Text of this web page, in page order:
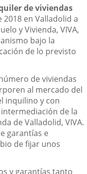
de viviendas
en Valladolid a
y Vivienda, VIVA,
bajo la
de lo previsto
de viviendas
al mercado del
inquilino y con
de la
de Valladolid, VIVA.
garantías e
de fijar unos
y garantías tanto